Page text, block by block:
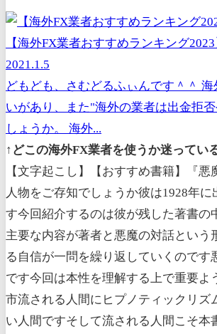
【海外FX業者おすすめランキング
2021.1.5
どもども、さむどるふぃんです＾＾
いがあり、また"海外の業者は出金拒
しょうか。 海外...
↑どこの海外FX業者を使うか迷ってい
【文字起こし】【おすすめ書籍】『
人物をご存知でしょうか彼は1928年
す今回紹介するのは彼が残した著書
主要な内容が著者と悪魔の対話とい
る自信が一問を繰り返していくので
です今回は本性を理解する上で重要
市流される人間にヒプノティックリズ
い人間ですそして流される人間こそ